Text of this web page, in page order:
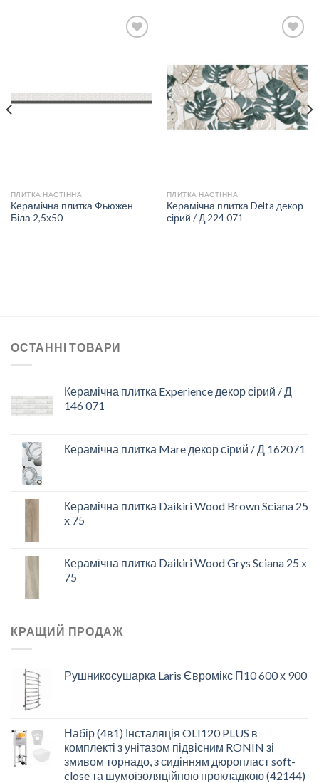
СПИСКУ
ПЛИТКА НАСТІННА
Керамічна плитка Фьюжен
Біла 2,5х50
ДОДАТИ
ДО
СПИСКУ
БАЖАНЬ
ПЛИТКА НАСТІННА
Керамічна плитка Delta декор
сірий / Д 224 071
ОСТАННІ ТОВАРИ
Керамічна плитка Experience декор сірий / Д
146 071
Керамічна плитка Mare декор сiрий / Д 162071
Керамічна плитка Daikiri Wood Brown Sciana 25
x 75
Керамічна плитка Daikiri Wood Grys Sciana 25 x
75
КРАЩИЙ ПРОДАЖ
Рушникосушарка Laris Євромікс П10 600 х 900
Набір (4в1) Інсталяція OLI120 PLUS в
комплекті з унітазом підвісним RONIN зі
змивом торнадо, з сидінням дюропласт soft-
close та шумоізоляційною прокладкою (42144)